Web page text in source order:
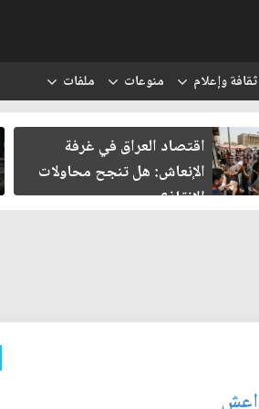
ثقافة وإعلام منوعات ملفات
اقتصاد العراق في غرفة
الإنعاش: هل تنجح محاولات
الإنقاذ؟